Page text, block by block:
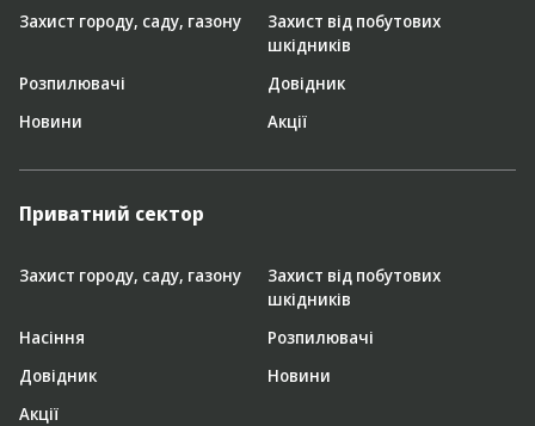
Захист городу, саду, газону
Захист від побутових
шкідників
Розпилювачі
Довідник
Новини
Акції
Приватний сектор
Захист городу, саду, газону
Захист від побутових
шкідників
Насіння
Розпилювачі
Довідник
Новини
Акції